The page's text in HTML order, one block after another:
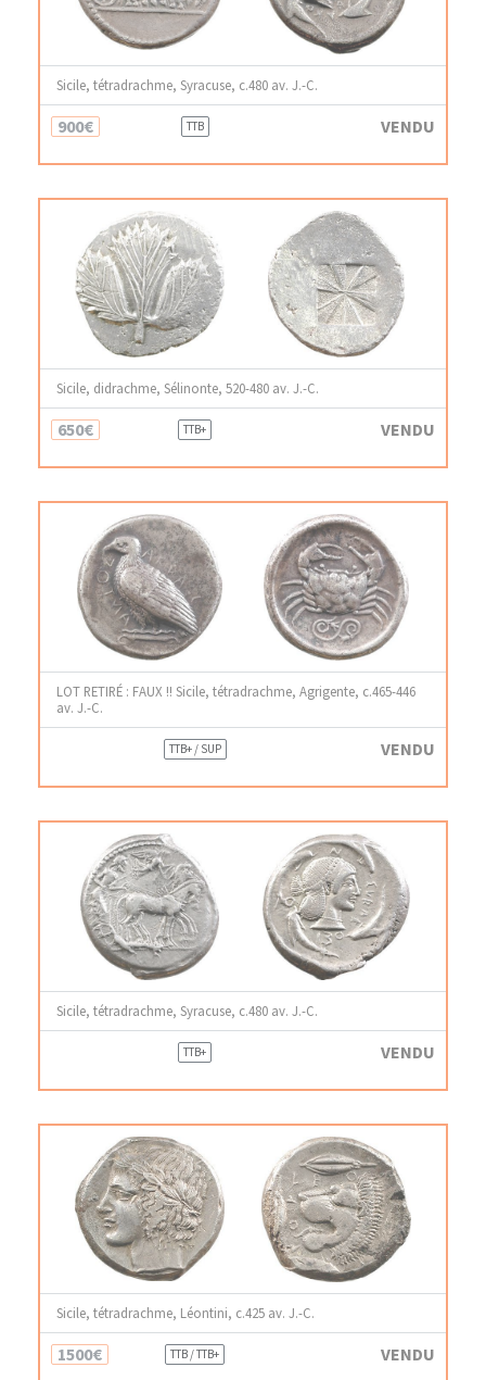
Sicile, tétradrachme, Syracuse, c.480 av. J.-C.
900€ TTB VENDU
Sicile, didrachme, Sélinonte, 520-480 av. J.-C.
650€ TTB+ VENDU
LOT RETIRÉ : FAUX !! Sicile, tétradrachme, Agrigente, c.465-446
av. J.-C.
TTB+ / SUP VENDU
Sicile, tétradrachme, Syracuse, c.480 av. J.-C.
TTB+ VENDU
Sicile, tétradrachme, Léontini, c.425 av. J.-C.
1500€ TTB / TTB+ VENDU